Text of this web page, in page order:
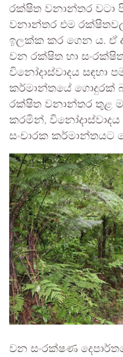
රක්ෂිත වනාන්තර
වනාන්තර එම
ඉලක්ක කර ගෙන ය. ඒ
වන රක්ෂිත හා
විනෝදාස්වාදය සඳහා
කර්මාන්තයේ ගොදුරක්
රක්ෂිත වනාන්තර තුළ
කරමින්,
සංචාරක
වන සංරක්ෂණ